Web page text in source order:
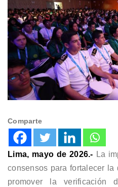
Comparte
Lima, mayo de 2026.- La
consensos para fortalecer la
promover la verificación